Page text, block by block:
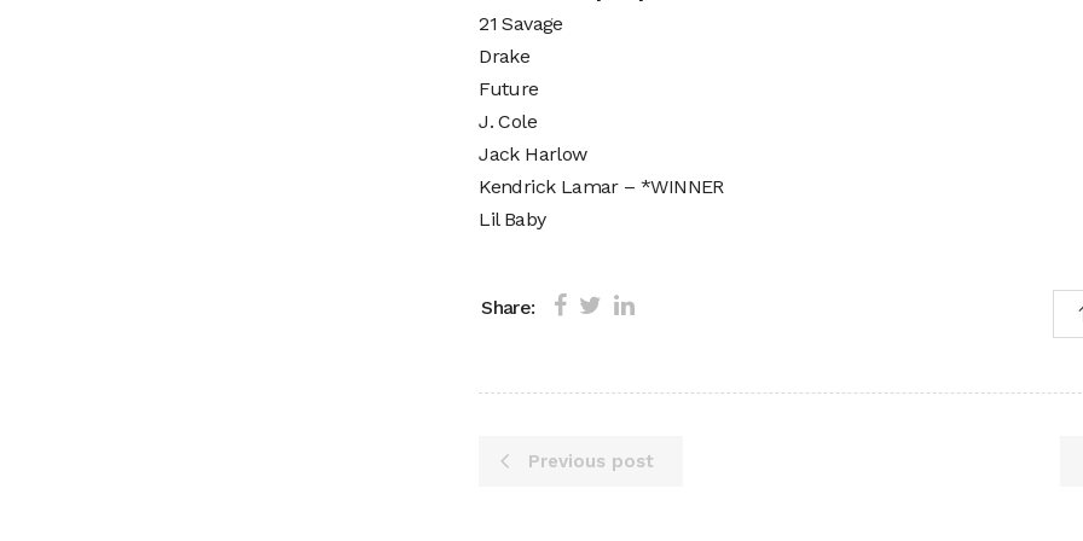
21 Savage
Drake
Future
J. Cole
Jack Harlow
Kendrick Lamar – *WINNER
Lil Baby
Share:
Previous post